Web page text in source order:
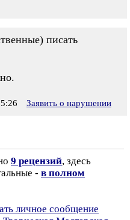
писать
Заявить о нарушении
9 рецензий, здесь
- в полном
личное сообщение